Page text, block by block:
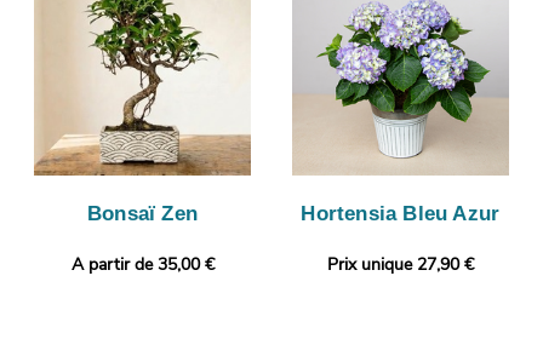
Bonsaï Zen
A partir de 35,00 €
Hortensia Bleu Azur
Prix unique 27,90 €